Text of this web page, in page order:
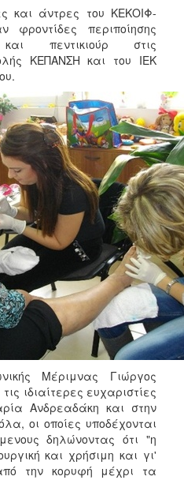
και άντρες του ΚΕΚΟΙΦ-
περιποίησης
πεντικιούρ στις
ΚΕΠΑΝΣΗ και του ΙΕΚ
Μέριμνας Γιώργος
ιδιαίτερες ευχαριστίες
Ανδρεαδάκη και στην
οι οποίες υποδέχονται
δηλώνοντας ότι "η
και χρήσιμη και γι'
την κορυφή μέχρι τα